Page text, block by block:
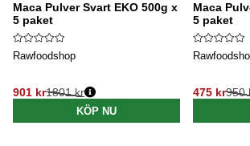
Maca Pulver Svart EKO 500g x
5 paket
Rawfoodshop
901 kr
Ordinarie pris:
1801 kr
KÖP NU
Maca
5 paket
475 kr
Ordinarie
950